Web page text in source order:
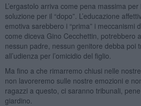
L’ergastolo arriva come pena massima
soluzione per il “dopo”. L’educazione
emotiva sarebbero i “prima” i meccanismi
come diceva Gino Cecchettin, potrebbero
nessun padre, nessun genitore debba poi
all’udienza per l’omicidio del figlio.
Ma fino a che rimarremo chiusi nelle
non lavoreremo sulle nostre emozioni e
ragazzi a questo, ci saranno tribunali,
giardino.